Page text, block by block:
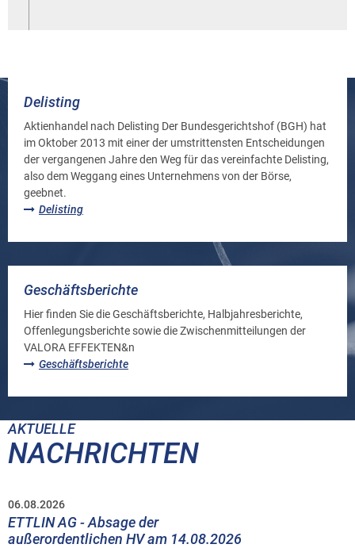
Delisting
Aktienhandel nach Delisting Der Bundesgerichtshof (BGH) hat
im Oktober 2013 mit einer der umstrittensten Entscheidungen
der vergangenen Jahre den Weg für das vereinfachte Delisting,
also dem Weggang eines Unternehmens von der Börse,
geebnet.
Delisting
Geschäftsberichte
Hier finden Sie die Geschäftsberichte, Halbjahresberichte,
Offenlegungsberichte sowie die Zwischenmitteilungen der
VALORA EFFEKTEN&n
Geschäftsberichte
AKTUELLE
NACHRICHTEN
06.08.2026
ETTLIN AG - Absage der
außerordentlichen HV am 14.08.2026